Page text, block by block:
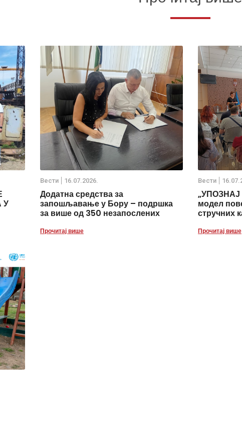
У
Вести 16.07.2026.
Додатна средства за
запошљавање у Бору – подршка
за више од 350 незапослених
Прочитај више
Вести
модел
стручних
Прочитај више